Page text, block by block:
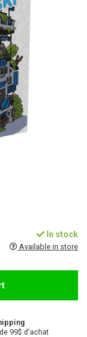
In stock
Available in store
99$ d'achat